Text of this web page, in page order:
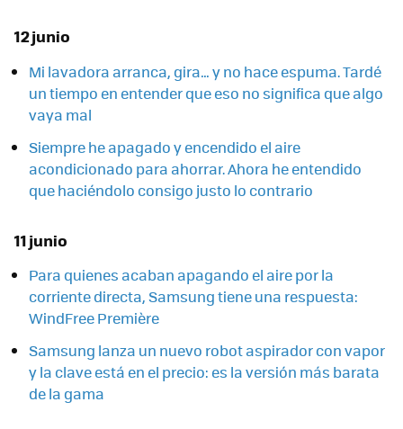
12 junio
Mi lavadora arranca, gira… y no hace espuma. Tardé
un tiempo en entender que eso no significa que algo
vaya mal
Siempre he apagado y encendido el aire
acondicionado para ahorrar. Ahora he entendido
que haciéndolo consigo justo lo contrario
11 junio
Para quienes acaban apagando el aire por la
corriente directa, Samsung tiene una respuesta:
WindFree Première
Samsung lanza un nuevo robot aspirador con vapor
y la clave está en el precio: es la versión más barata
de la gama